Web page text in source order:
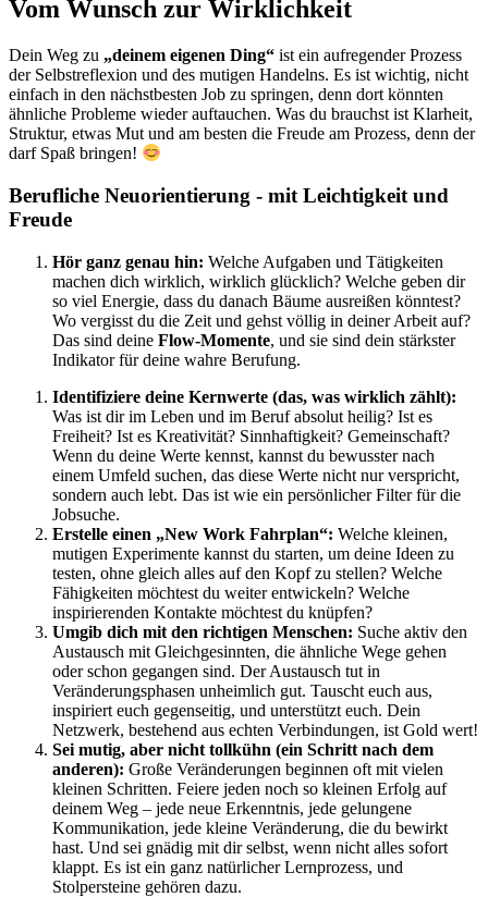
Vom Wunsch zur Wirklichkeit
Dein Weg zu „deinem eigenen Ding“ ist ein aufregender Prozess
der Selbstreflexion und des mutigen Handelns. Es ist wichtig, nicht
einfach in den nächstbesten Job zu springen, denn dort könnten
ähnliche Probleme wieder auftauchen. Was du brauchst ist Klarheit,
Struktur, etwas Mut und am besten die Freude am Prozess, denn der
darf Spaß bringen!
Berufliche Neuorientierung - mit Leichtigkeit und
Freude
Hör ganz genau hin: Welche Aufgaben und Tätigkeiten
machen dich wirklich, wirklich glücklich? Welche geben dir
so viel Energie, dass du danach Bäume ausreißen könntest?
Wo vergisst du die Zeit und gehst völlig in deiner Arbeit auf?
Das sind deine Flow-Momente, und sie sind dein stärkster
Indikator für deine wahre Berufung.
Identifiziere deine Kernwerte (das, was wirklich zählt):
Was ist dir im Leben und im Beruf absolut heilig? Ist es
Freiheit? Ist es Kreativität? Sinnhaftigkeit? Gemeinschaft?
Wenn du deine Werte kennst, kannst du bewusster nach
einem Umfeld suchen, das diese Werte nicht nur verspricht,
sondern auch lebt. Das ist wie ein persönlicher Filter für die
Jobsuche.
Erstelle einen „New Work Fahrplan“: Welche kleinen,
mutigen Experimente kannst du starten, um deine Ideen zu
testen, ohne gleich alles auf den Kopf zu stellen? Welche
Fähigkeiten möchtest du weiter entwickeln? Welche
inspirierenden Kontakte möchtest du knüpfen?
Umgib dich mit den richtigen Menschen: Suche aktiv den
Austausch mit Gleichgesinnten, die ähnliche Wege gehen
oder schon gegangen sind. Der Austausch tut in
Veränderungsphasen unheimlich gut. Tauscht euch aus,
inspiriert euch gegenseitig, und unterstützt euch. Dein
Netzwerk, bestehend aus echten Verbindungen, ist Gold wert!
Sei mutig, aber nicht tollkühn (ein Schritt nach dem
anderen): Große Veränderungen beginnen oft mit vielen
kleinen Schritten. Feiere jeden noch so kleinen Erfolg auf
deinem Weg – jede neue Erkenntnis, jede gelungene
Kommunikation, jede kleine Veränderung, die du bewirkt
hast. Und sei gnädig mit dir selbst, wenn nicht alles sofort
klappt. Es ist ein ganz natürlicher Lernprozess, und
Stolpersteine gehören dazu.